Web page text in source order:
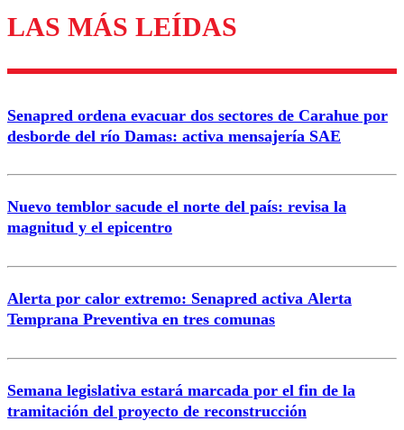
Los comentarios son moderados para garantizar un
diálogo respetuoso.
Correo
LAS MÁS LEÍDAS
Senapred ordena evacuar dos sectores de Carahue por
desborde del río Damas: activa mensajería SAE
Nuevo temblor sacude el norte del país: revisa la
magnitud y el epicentro
Alerta por calor extremo: Senapred activa Alerta
Temprana Preventiva en tres comunas
Semana legislativa estará marcada por el fin de la
tramitación del proyecto de reconstrucción